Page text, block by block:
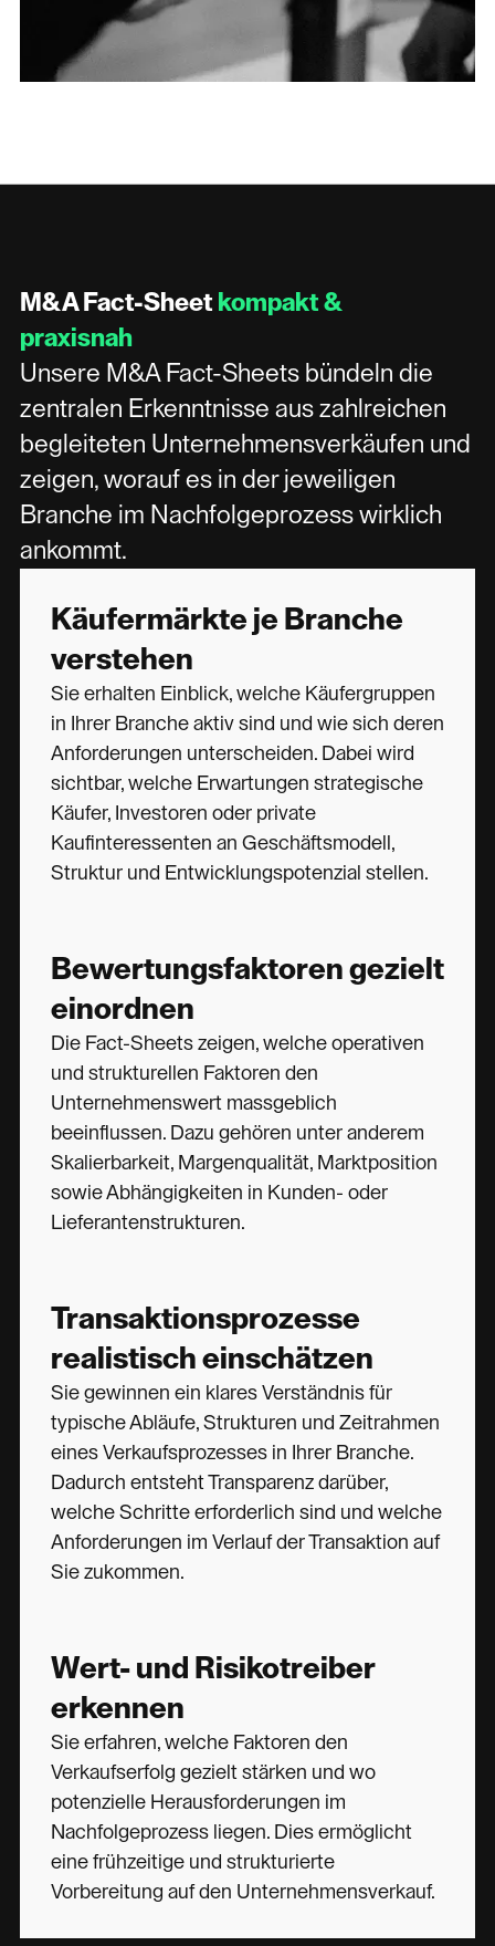
M&A Fact-Sheet kompakt &
praxisnah
Unsere M&A Fact-Sheets bündeln die
zentralen Erkenntnisse aus zahlreichen
begleiteten Unternehmensverkäufen und
zeigen, worauf es in der jeweiligen
Branche im Nachfolgeprozess wirklich
ankommt.
Käufermärkte je Branche
verstehen
Sie erhalten Einblick, welche Käufergruppen
in Ihrer Branche aktiv sind und wie sich deren
Anforderungen unterscheiden. Dabei wird
sichtbar, welche Erwartungen strategische
Käufer, Investoren oder private
Kaufinteressenten an Geschäftsmodell,
Struktur und Entwicklungspotenzial stellen.
Bewertungsfaktoren gezielt
einordnen
Die Fact-Sheets zeigen, welche operativen
und strukturellen Faktoren den
Unternehmenswert massgeblich
beeinflussen. Dazu gehören unter anderem
Skalierbarkeit, Margenqualität, Marktposition
sowie Abhängigkeiten in Kunden- oder
Lieferantenstrukturen.
Transaktionsprozesse
realistisch einschätzen
Sie gewinnen ein klares Verständnis für
typische Abläufe, Strukturen und Zeitrahmen
eines Verkaufsprozesses in Ihrer Branche.
Dadurch entsteht Transparenz darüber,
welche Schritte erforderlich sind und welche
Anforderungen im Verlauf der Transaktion auf
Sie zukommen.
Wert- und Risikotreiber
erkennen
Sie erfahren, welche Faktoren den
Verkaufserfolg gezielt stärken und wo
potenzielle Herausforderungen im
Nachfolgeprozess liegen. Dies ermöglicht
eine frühzeitige und strukturierte
Vorbereitung auf den Unternehmensverkauf.